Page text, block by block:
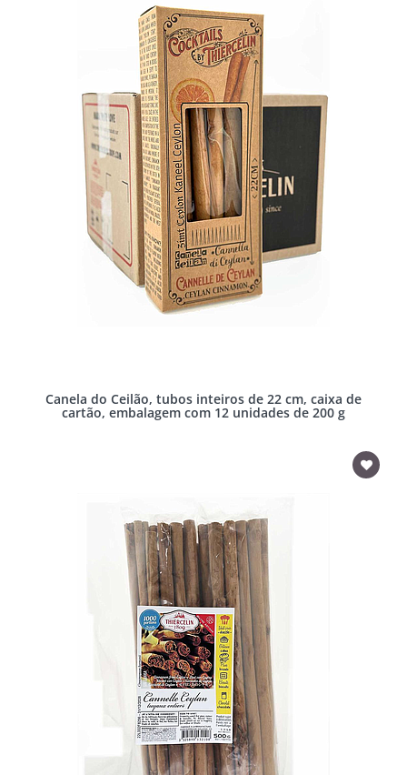
Canela do Ceilão, tubos inteiros de 22 cm, caixa de
cartão, embalagem com 12 unidades de 200 g